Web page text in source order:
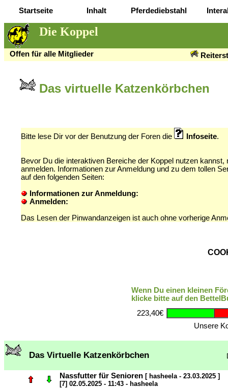
Startseite Inhalt Pferdediebstahl
Die Koppel
Offen für alle Mitglieder
Das virtuelle Katzenkörbchen
Bitte lese Dir vor der Benutzung der Foren die Infoseite.
Bevor Du die interaktiven Bereiche der Koppel nutzen
anmelden. Informationen zur Anmeldung und zu dem tollen
auf den folgenden Seiten:
Informationen zur Anmeldung:
Anmelden:
Das Lesen der Pinwandanzeigen ist auch ohne vorherige
Wenn Du einen kleinen
klicke bitte auf den
223,40€
Unsere
Das Virtuelle Katzenkörbchen
Nassfutter für Senioren [ hasheela - 23.03.2025 ]
[7] 02.05.2025 - 11:43 - hasheela